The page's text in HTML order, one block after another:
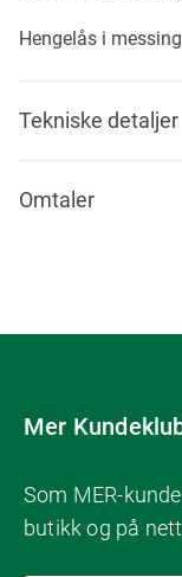
Hengelås i
Tekniske detaljer
Omtaler
Mer
Som MER-
butikk og på